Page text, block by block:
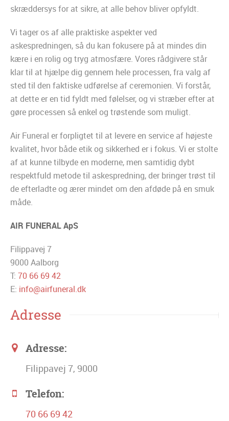
skræddersys for at sikre, at alle behov bliver opfyldt.
Vi tager os af alle praktiske aspekter ved
askespredningen, så du kan fokusere på at mindes din
kære i en rolig og tryg atmosfære. Vores rådgivere står
klar til at hjælpe dig gennem hele processen, fra valg af
sted til den faktiske udførelse af ceremonien. Vi forstår,
at dette er en tid fyldt med følelser, og vi stræber efter at
gøre processen så enkel og trøstende som muligt.
Air Funeral er forpligtet til at levere en service af højeste
kvalitet, hvor både etik og sikkerhed er i fokus. Vi er stolte
af at kunne tilbyde en moderne, men samtidig dybt
respektfuld metode til askespredning, der bringer trøst til
de efterladte og ærer mindet om den afdøde på en smuk
måde.
AIR FUNERAL ApS
Filippavej 7
9000 Aalborg
T: 70 66 69 42
E: info@airfuneral.dk
Adresse
Adresse:
Filippavej 7, 9000
Telefon:
70 66 69 42